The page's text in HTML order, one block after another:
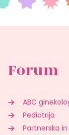
Forum
ABC
Pediatrija
Partnerska